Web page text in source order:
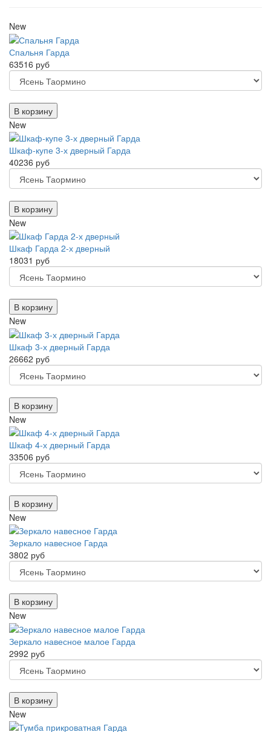
New
Спальня Гарда
63516 руб
В корзину
New
Шкаф-купе 3-х дверный Гарда
40236 руб
В корзину
New
Шкаф Гарда 2-х дверный
18031 руб
В корзину
New
Шкаф 3-х дверный Гарда
26662 руб
В корзину
New
Шкаф 4-х дверный Гарда
33506 руб
В корзину
New
Зеркало навесное Гарда
3802 руб
В корзину
New
Зеркало навесное малое Гарда
2992 руб
В корзину
New